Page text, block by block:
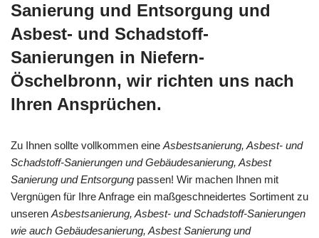
Sanierung und Entsorgung und
Asbest- und Schadstoff-
Sanierungen in Niefern-
Öschelbronn, wir richten uns nach
Ihren Ansprüchen.
Zu Ihnen sollte vollkommen eine Asbestsanierung, Asbest- und
Schadstoff-Sanierungen und Gebäudesanierung, Asbest
Sanierung und Entsorgung passen! Wir machen Ihnen mit
Vergnügen für Ihre Anfrage ein maßgeschneidertes Sortiment zu
unseren Asbestsanierung, Asbest- und Schadstoff-Sanierungen
wie auch Gebäudesanierung, Asbest Sanierung und